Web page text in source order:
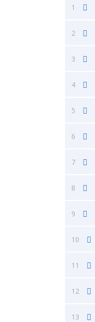
1
2
3
4
5
6
7
8
9
10
11
12
13